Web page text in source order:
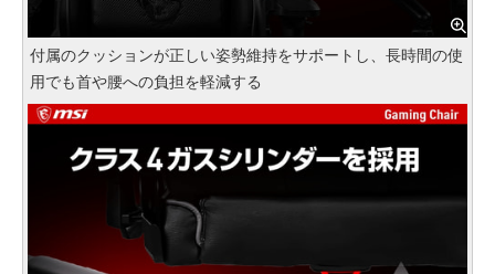
付属のクッションが正しい姿勢維持をサポートし、長時間の使
用でも首や腰への負担を軽減する